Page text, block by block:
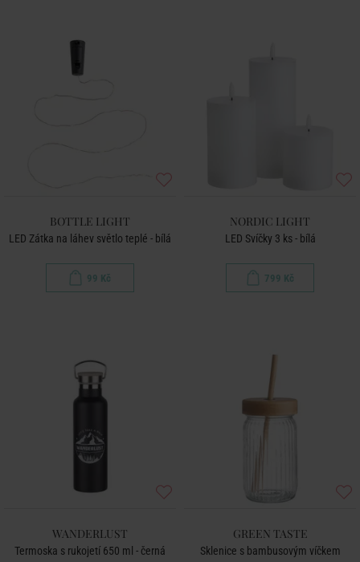
BOTTLE LIGHT
LED Zátka na láhev světlo teplé - bílá
99 Kč
NORDIC LIGHT
LED Svíčky 3 ks - bílá
799 Kč
WANDERLUST
Termoska s rukojetí 650 ml - černá
GREEN TASTE
Sklenice s bambusovým víčkem